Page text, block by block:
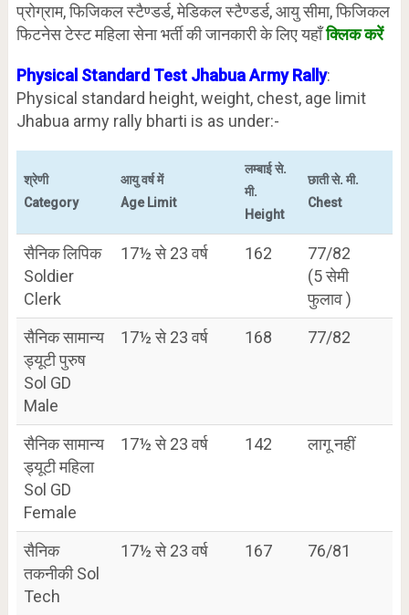
प्रोग्राम, फिजिकल स्टैण्डर्ड, मेडिकल स्टैण्डर्ड, आयु सीमा, फिजिकल
फिटनेस टेस्ट महिला सेना भर्ती की जानकारी के लिए यहाँक्लिक करें
Physical Standard Test JhabuaArmy Rally:
Physical standard height, weight, chest, age limit
Jhabua army rally bharti is as under:-
श्रेणी
Category
आयु वर्ष में
Age Limit
लम्बाई से.
मी.
Height
छाती से. मी.
Chest
सैनिक लिपिक
Soldier
Clerk
17½ से 23 वर्ष 162
77/82
(5 सेमी
फुलाव )
सैनिक सामान्य
ड्यूटी पुरुष
Sol GD
Male
17½ से 23 वर्ष 168 77/82
सैनिक सामान्य
ड्यूटी महिला
Sol GD
Female
17½ से 23 वर्ष 142 लागू नहीं
सैनिक
तकनीकी Sol
Tech
17½ से 23 वर्ष 167 76/81